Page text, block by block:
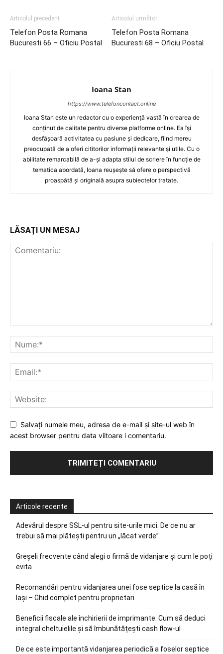
Articolul precedent
Telefon Posta Romana
Bucuresti 66 – Oficiu Postal
Articolul următor
Telefon Posta Romana
Bucuresti 68 – Oficiu Postal
Ioana Stan
https://www.telefoncontact.online
Ioana Stan este un redactor cu o experiență vastă în crearea de
conținut de calitate pentru diverse platforme online. Ea își
desfășoară activitatea cu pasiune și dedicare, fiind mereu
preocupată de a oferi cititorilor informații relevante și utile. Cu o
abilitate remarcabilă de a-și adapta stilul de scriere în funcție de
tematica abordată, Ioana reușește să ofere o perspectivă
proaspătă și originală asupra subiectelor tratate.
LĂSAȚI UN MESAJ
Salvați numele meu, adresa de e-mail și site-ul web în
acest browser pentru data viitoare i comentariu.
Articole recente
Adevărul despre SSL-ul pentru site-urile mici: De ce nu ar
trebui să mai plătești pentru un „lăcat verde”
Greșeli frecvente când alegi o firmă de vidanjare și cum le poți
evita
Recomandări pentru vidanjarea unei fose septice la casă în
Iași – Ghid complet pentru proprietari
Beneficii fiscale ale închirierii de imprimante: Cum să deduci
integral cheltuielile și să îmbunătățești cash flow-ul
De ce este importantă vidanjarea periodică a foselor septice